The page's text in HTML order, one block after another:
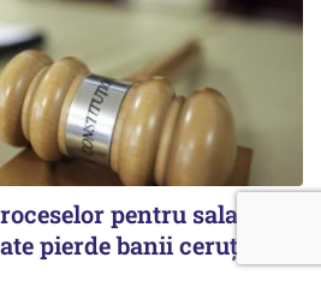
pentru salarii
pierde banii ceruți